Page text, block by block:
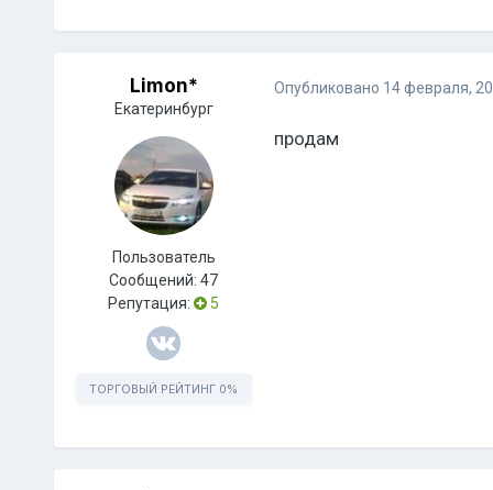
Limon*
Екатеринбург
Пользователь
Сообщений:47
Репутация:
5
ТОРГОВЫЙ РЕЙТИНГ 0%
Опубликовано 14 февраля,
продам